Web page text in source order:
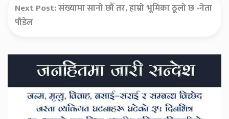
Next Post:संख्यामा सानो छौँ तर, हाम्रो भूमिका ठूलो छ -नेता
पौडेल
Secondary
Sidebar